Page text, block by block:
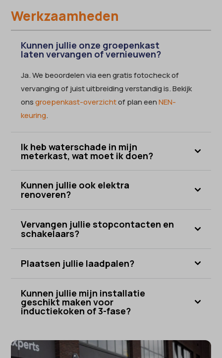
Werkzaamheden
Kunnen jullie onze groepenkast
laten vervangen of vernieuwen?
Ja. We beoordelen via een gratis fotocheck of
vervanging of juist uitbreiding verstandig is. Bekijk
onsgroepenkast-overzichtof plan eenNEN-
keuring.
Ik heb waterschade in mijn
meterkast, wat moet ik doen?
Kunnen jullie ook elektra
renoveren?
Vervangen jullie stopcontacten en
schakelaars?
Plaatsen jullie laadpalen?
Kunnen jullie mijn installatie
geschikt maken voor
inductiekoken of 3-fase?